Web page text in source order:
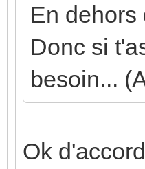
En dehors
Donc si
besoin...
Ok